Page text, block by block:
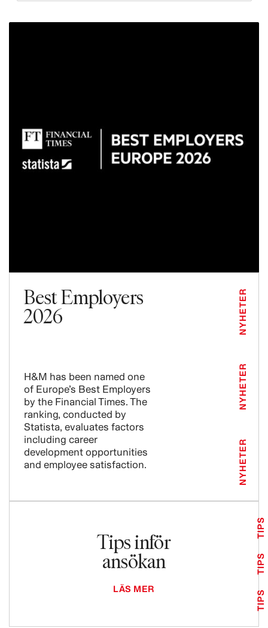
Best Employers
2026
H&M has been named one
of Europe’s Best Employers
by the Financial Times. The
ranking, conducted by
Statista, evaluates factors
including career
development opportunities
and employee satisfaction.
NYHETER
NYHETER
NYHETER
Tips inför
ansökan
LÄS MER
TIPS
TIPS
TIPS